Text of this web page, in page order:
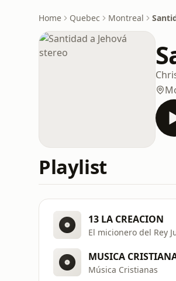
Home Quebec Montreal
Playlist
13 LA CREACION
El micionero del Rey
Música Cristianas